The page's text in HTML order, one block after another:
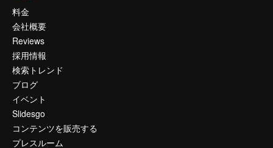
料金
会社概要
Reviews
採用情報
検索トレンド
ブログ
イベント
Slidesgo
コンテンツを販売する
プレスルーム